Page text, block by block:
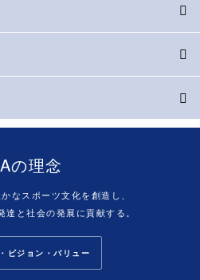
の理念
なスポーツ文化を創造し、
達と社会の発展に貢献する。
ビジョン・バリュー